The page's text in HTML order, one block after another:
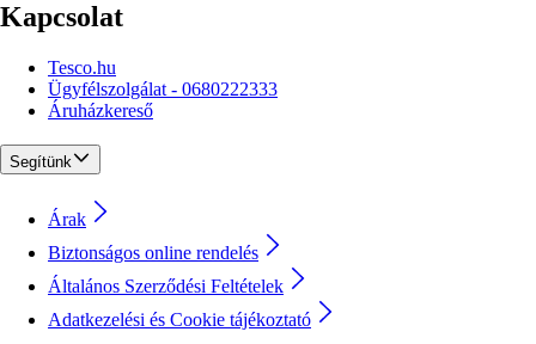
Kapcsolat
Tesco.hu
Ügyfélszolgálat - 0680222333
Áruházkereső
Segítünk
Árak
Biztonságos online rendelés
Általános Szerződési Feltételek
Adatkezelési és Cookie tájékoztató